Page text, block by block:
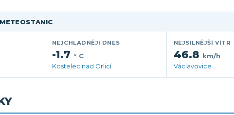
NEJCHLADNĚJI DNES
-1.7 ° C
Kostelec nad Orlicí
NEJSILNĚJŠÍ VÍTR
46.8 km/h
Václavovice